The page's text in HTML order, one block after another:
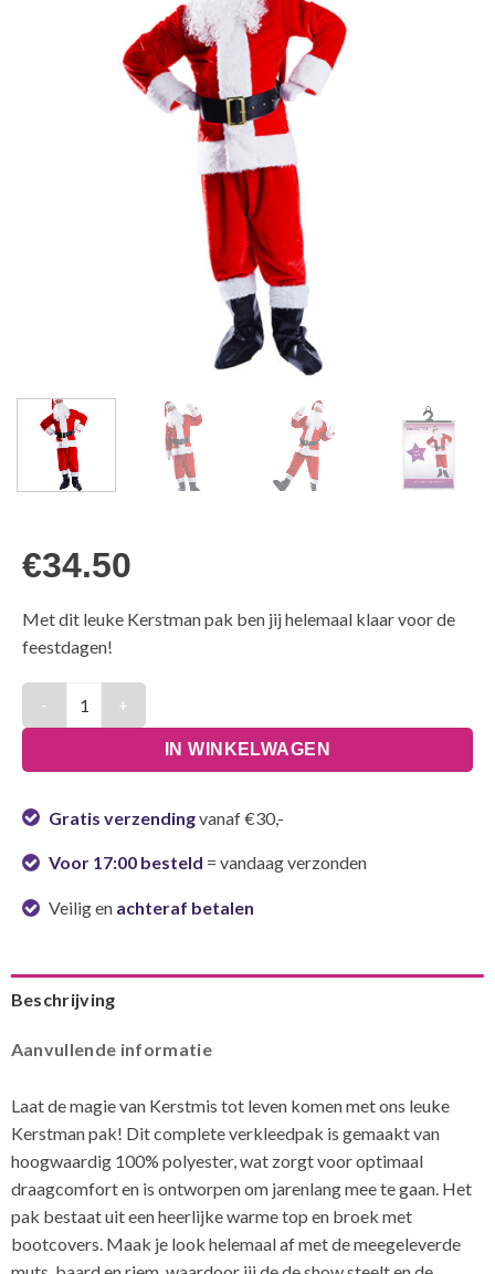
€34.50
Met dit leuke Kerstman pak ben jij helemaal klaar voor de
feestdagen!
IN WINKELWAGEN
Gratis verzendingvanaf €30,-
Voor 17:00 besteld = vandaag verzonden
Veilig en achteraf betalen
Beschrijving
Aanvullende informatie
Laat de magie van Kerstmis tot leven komen met ons leuke
Kerstman pak! Dit complete verkleedpak is gemaakt van
hoogwaardig 100% polyester, wat zorgt voor optimaal
draagcomfort en is ontworpen om jarenlang mee te gaan. Het
pak bestaat uit een heerlijke warme top en broek met
bootcovers. Maak je look helemaal af met de meegeleverde